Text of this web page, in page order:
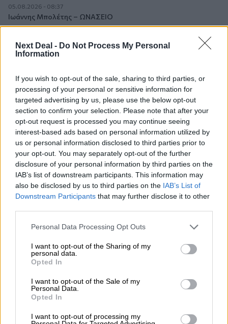
Next Deal - Do Not Process My Personal
Information
If you wish to opt-out of the sale, sharing to third parties, or
processing of your personal or sensitive information for
targeted advertising by us, please use the below opt-out
section to confirm your selection. Please note that after your
opt-out request is processed you may continue seeing
interest-based ads based on personal information utilized by
us or personal information disclosed to third parties prior to
your opt-out. You may separately opt-out of the further
disclosure of your personal information by third parties on the
IAB’s list of downstream participants. This information may
also be disclosed by us to third parties on the IAB’s List of
Downstream Participants that may further disclose it to other
Personal Data Processing Opt Outs
I want to opt-out of the Sharing of my
personal data.
Opted In
I want to opt-out of the Sale of my
Personal Data.
Opted In
I want to opt-out of processing my
05.08.2026 - 08:37
Ιωάννης Μπολέτης – ΩΝΑΣΕΙΟ
ERGO Hellas: Μέτρα στήριξης για τους πληγέντες
04.08.2026 - 12:40
Τράπεζα Κύπρου: Ενισχυμένες κατά 31% οι ασφαλιστικές
υπηρεσίες - Κέρδη €252 εκατ. (+7%) και ROTE 18.8% στο
εξάμηνο
04.08.2026 - 11:49
Σπύρος Γεωργαράς - «ΥΓΕΙΑ» / Ερευνητικό και Θεραπευτικό
Ινστιτούτο ΟΦΘΑΛΜΟΣ
04.08.2026 - 11:46
10 βασικές συμβουλές για προστασία μετά από πυρκαγιά
04.08.2026 - 11:26
Γιάννης Καντώρος – Όμιλος INTERAMERICAN
04.08.2026 - 10:14
Allianz-Εθνική: Το νέο τραπεζοασφαλιστικό δίδυμο και η
εμπειρία της Τουρκίας
04.08.2026 - 10:07
Δημόσια ευχαριστήρια επιστολή Γ. Περιστέρη προς Δρ.
ΙΑΤΡΙΚΟ ΑΘΗΝΩΝ